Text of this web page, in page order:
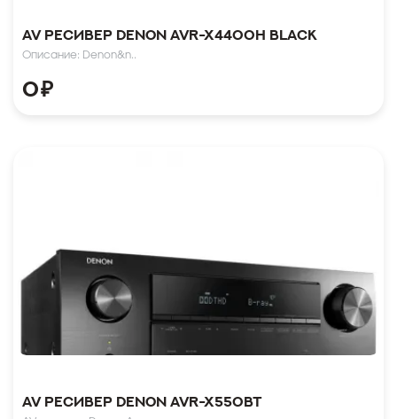
AV ресивер Denon AVR-X4400H black
Описание: Denon&n..
0₽
AV ресивер Denon AVR-X550BT